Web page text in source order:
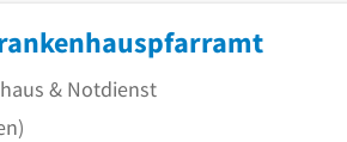
& Notdienst